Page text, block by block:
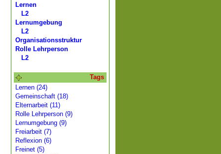
Lernen
L2
Lernumgebung
L2
Organisationsstruktur
Rolle Lehrperson
L2
Tags
Lernen (24)
Gemeinschaft (18)
Elternarbeit (11)
Rolle Lehrperson (9)
Lernumgebung (9)
Freiarbeit (7)
Reflexion (6)
Freinet (5)